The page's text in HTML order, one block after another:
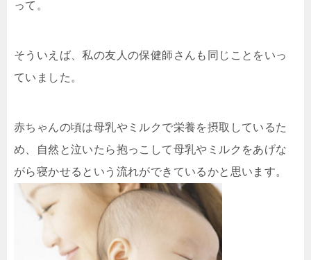
って。
そういえば、私の友人の保健師さんも同じことをいっ
ていました。
赤ちゃんの頃は母乳やミルクで栄養を摂取しているた
め、自然と泣いたら抱っこして母乳やミルクをあげな
がら寝かせるという流れができているかと思います。